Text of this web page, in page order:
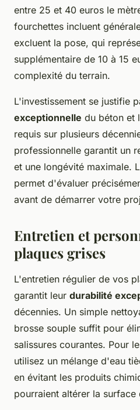
entre 25 et 40 euros le
fourchettes incluent
excluent la pose, qui
supplémentaire de 10 à 15
complexité du terrain.
L'investissement se justifie
exceptionnelle du béton et
requis sur plusieurs
professionnelle garantit un
et une longévité maximale.
permet d'évaluer
avant de démarrer votre
Entretien et
plaques grises
L'entretien régulier de vos
garantit leur durabilité
décennies. Un simple
brosse souple suffit pour
salissures courantes. Pour
utilisez un mélange d'eau
en évitant les produits
pourraient altérer la surface